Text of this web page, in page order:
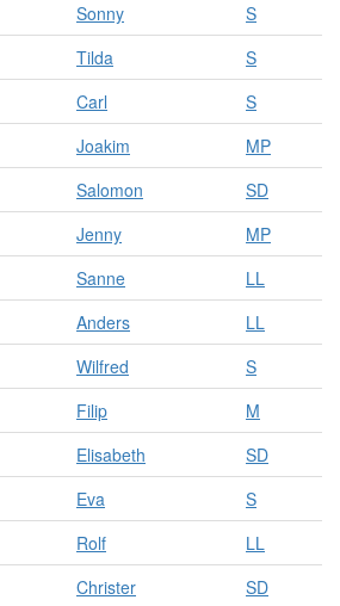
Sonny
S
Tilda
S
Carl
S
Joakim
MP
Salomon
SD
Jenny
MP
Sanne
LL
Anders
LL
Wilfred
S
Filip
M
Elisabeth
SD
Eva
S
Rolf
LL
Christer SD